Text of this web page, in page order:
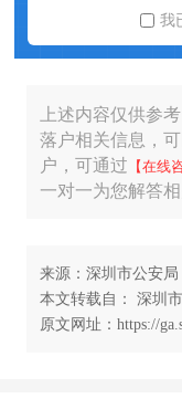
我
上述内容仅供参
落户相关信息，
户，可通过 【在线
一对一为您解答相
来源：深圳市公安局
本文转载自： 深圳
原文网址：https://